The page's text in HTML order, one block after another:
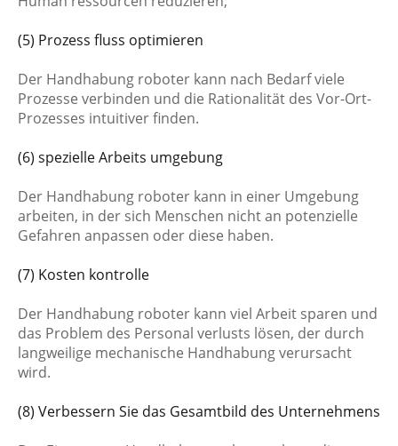
(5) Prozess fluss optimieren
Der Handhabung roboter kann nach Bedarf viele
Prozesse verbinden und die Rationalität des Vor-Ort-
Prozesses intuitiver finden.
(6) spezielle Arbeits umgebung
Der Handhabung roboter kann in einer Umgebung
arbeiten, in der sich Menschen nicht an potenzielle
Gefahren anpassen oder diese haben.
(7) Kosten kontrolle
Der Handhabung roboter kann viel Arbeit sparen und
das Problem des Personal verlusts lösen, der durch
langweilige mechanische Handhabung verursacht
wird.
(8) Verbessern Sie das Gesamtbild des Unternehmens